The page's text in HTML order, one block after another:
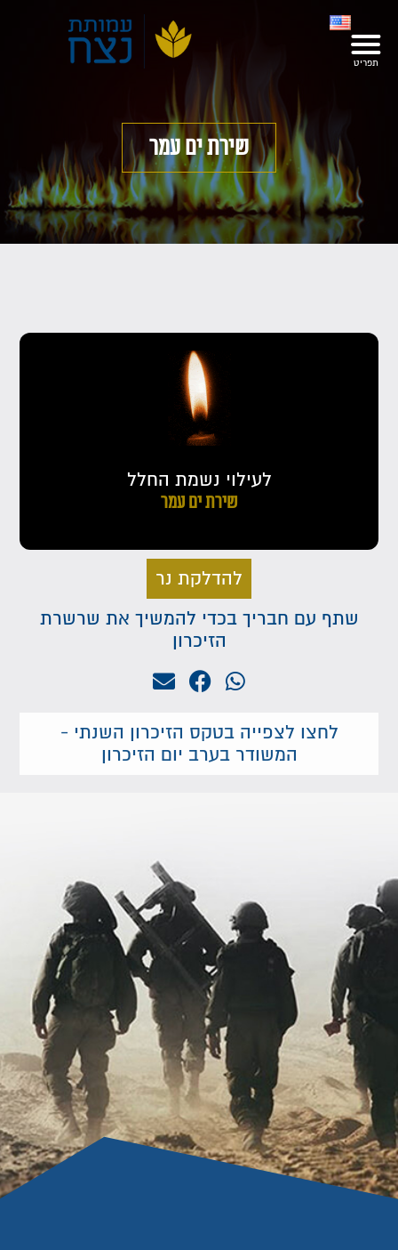
שירת ים עמר
לעילוי נשמת החלל
שירת ים עמר
להדלקת נר
שתף עם חבריך בכדי להמשיך את שרשרת
הזיכרון
לחצו לצפייה בטקס הזיכרון השנתי -
המשודר בערב יום הזיכרון